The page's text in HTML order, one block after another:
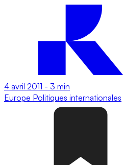
4 avril 2011 - 3 min
Europe Politiques internationales